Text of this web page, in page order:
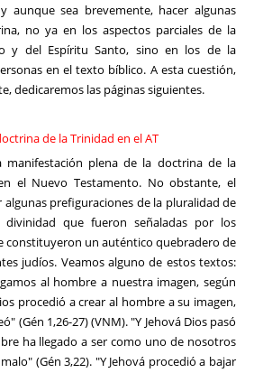
aunque sea brevemente, hacer algunas
no ya en los aspectos parciales de la
y del Espíritu Santo, sino en los de la
en el texto bíblico. A esta cuestión,
dedicaremos las páginas siguientes.
de la Trinidad en el AT
manifestación plena de la doctrina de la
el Nuevo Testamento. No obstante, el
prefiguraciones de la pluralidad de
que fueron señaladas por los
constituyeron un auténtico quebradero de
judíos. Veamos alguno de estos textos:
al hombre a nuestra imagen, según
procedió a crear al hombre a su imagen,
(Gén 1,26-27) (VNM). "Y Jehová Dios pasó
ha llegado a ser como uno de nosotros
(Gén 3,22). "Y Jehová procedió a bajar